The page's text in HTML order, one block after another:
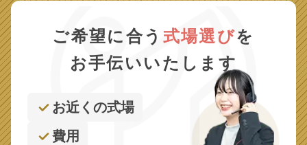
ご希望に合う 式場選びを
お手伝いいたします
お近くの式場
費用